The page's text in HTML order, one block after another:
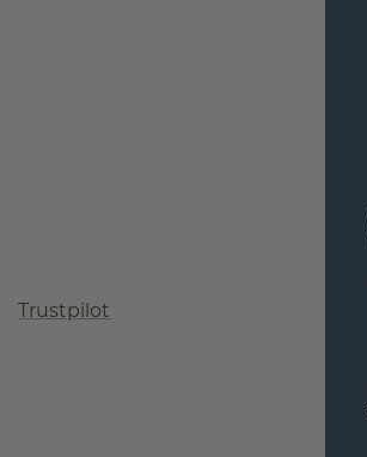
Trustpilot